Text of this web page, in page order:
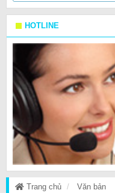
HOTLINE
Trang chủ Văn bản